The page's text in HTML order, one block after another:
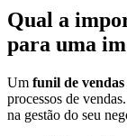
Qual a
para uma
Um funil de
processos de
na gestão do seu